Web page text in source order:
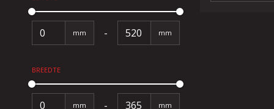
mm - mm
BREEDTE
mm - mm